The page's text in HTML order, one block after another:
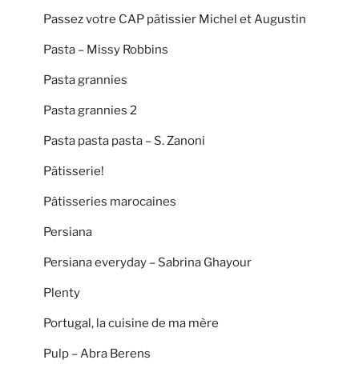
Passez votre CAP pâtissier Michel et Augustin
Pasta – Missy Robbins
Pasta grannies
Pasta grannies 2
Pasta pasta pasta – S. Zanoni
Pâtisserie!
Pâtisseries marocaines
Persiana
Persiana everyday – Sabrina Ghayour
Plenty
Portugal, la cuisine de ma mère
Pulp – Abra Berens